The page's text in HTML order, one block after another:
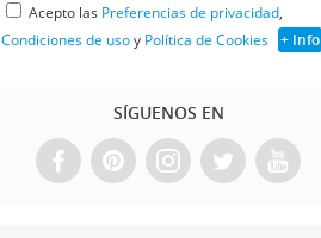
Acepto las Preferencias de privacidad,
Condiciones de usoy Política de Cookies + Info
SÍGUENOS EN